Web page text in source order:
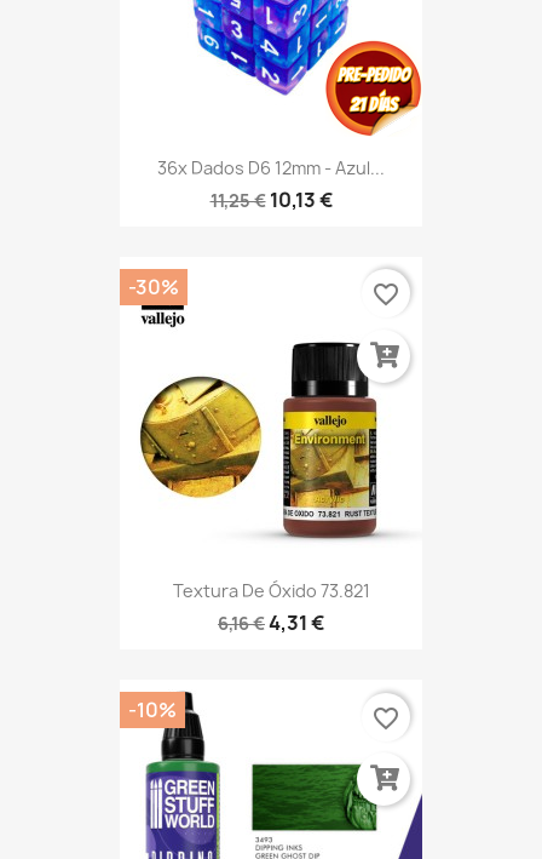
36x Dados D6 12mm - Azul...
11,25 € 10,13 €
Textura De Óxido 73.821
6,16 €4,31 €
-30% favorite_border
-10% favorite_border